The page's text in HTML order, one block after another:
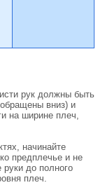
рук должны быть
вниз) и
на ширине плеч,
начинайте
предплечье и не
до полного
плеч.